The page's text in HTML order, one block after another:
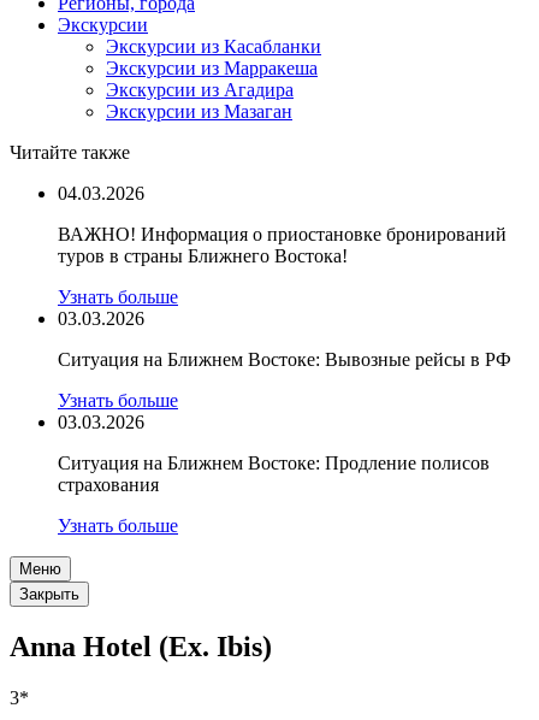
Экскурсии
Экскурсии из Касабланки
Экскурсии из Марракеша
Экскурсии из Агадира
Экскурсии из Мазаган
Читайте также
04.03.2026
ВАЖНО! Информация о приостановке бронирований
туров в страны Ближнего Востока!
Узнать больше
03.03.2026
Ситуация на Ближнем Востоке: Вывозные рейсы в РФ
Узнать больше
03.03.2026
Ситуация на Ближнем Востоке: Продление полисов
страхования
Узнать больше
Меню
Закрыть
Anna Hotel (Ex. Ibis)
3*